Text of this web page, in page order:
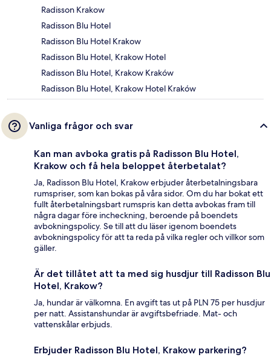
Radisson Krakow
Radisson Blu Hotel
Radisson Blu Hotel Krakow
Radisson Blu Hotel, Krakow Hotel
Radisson Blu Hotel, Krakow Kraków
Radisson Blu Hotel, Krakow Hotel Kraków
Vanliga frågor och svar
Kan man avboka gratis på Radisson Blu Hotel,
Krakow och få hela beloppet återbetalat?
Ja, Radisson Blu Hotel, Krakow erbjuder återbetalningsbara
rumspriser, som kan bokas på våra sidor. Om du har bokat ett
fullt återbetalningsbart rumspris kan detta avbokas fram till
några dagar före incheckning, beroende på boendets
avbokningspolicy. Se till att du läser igenom boendets
avbokningspolicy för att ta reda på vilka regler och villkor som
gäller.
Är det tillåtet att ta med sig husdjur till Radisson Blu
Hotel, Krakow?
Ja, hundar är välkomna. En avgift tas ut på PLN 75 per husdjur
per natt. Assistanshundar är avgiftsbefriade. Mat- och
vattenskålar erbjuds.
Erbjuder Radisson Blu Hotel, Krakow parkering?